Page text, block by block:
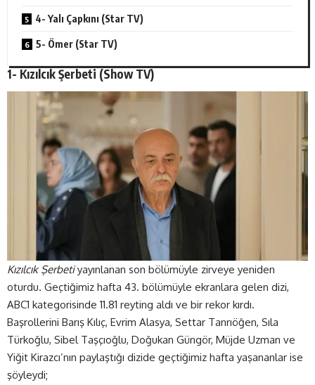
4- Yalı Çapkını (Star TV)
5- Ömer (Star TV)
1- Kızılcık Şerbeti (Show TV)
Kızılcık Şerbetiyayınlanan son bölümüyle zirveye yeniden
oturdu. Geçtiğimiz hafta 43. bölümüyle ekranlara gelen dizi,
ABC1 kategorisinde 11.81 reyting aldı ve bir rekor kırdı.
Başrollerini Barış Kılıç, Evrim Alasya, Settar Tanrıöğen, Sıla
Türkoğlu, Sibel Taşçıoğlu, Doğukan Güngör, Müjde Uzman ve
Yiğit Kirazcı’nın paylaştığı dizide geçtiğimiz hafta yaşananlar ise
şöyleydi;